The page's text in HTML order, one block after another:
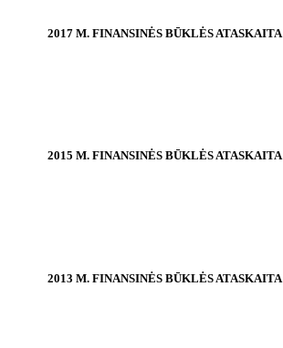
2017 M. FINANSINĖS BŪKLĖS ATASKAITA
2015 M. FINANSINĖS BŪKLĖS ATASKAITA
2013 M. FINANSINĖS BŪKLĖS ATASKAITA